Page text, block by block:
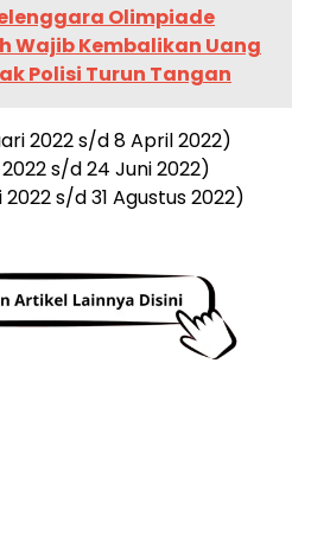
Olimpiade
Wajib Kembalikan Uang
Polisi Turun Tangan
2022 s/d 8 April 2022)
s/d 24 Juni 2022)
s/d 31 Agustus 2022)